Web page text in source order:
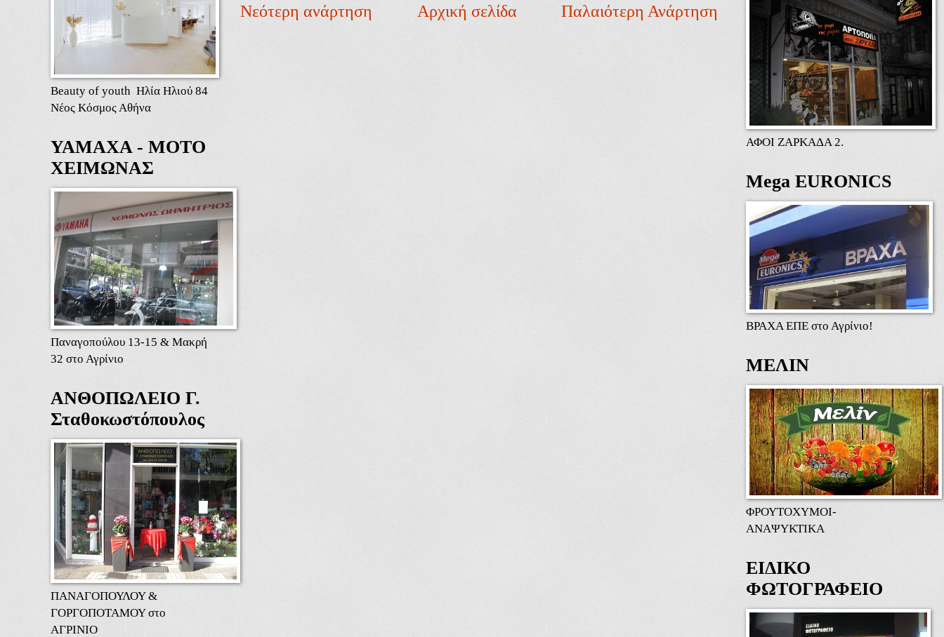
Νεότερη ανάρτηση Παλαιότερη Ανάρτηση
Αρχική σελίδα
Beauty of youth Ηλία Ηλιού 84
Νέος Κόσμος Αθήνα
ΥΑΜΑΧΑ - ΜΟΤΟ
ΧΕΙΜΩΝΑΣ
Παναγοπούλου 13-15 & Μακρή
32 στο Αγρίνιο
ΑΝΘΟΠΩΛΕΙΟ Γ.
Σταθοκωστόπουλος
ΠΑΝΑΓΟΠΟΥΛΟΥ &
ΓΟΡΓΟΠΟΤΑΜΟΥ στο
ΑΓΡΙΝΙΟ
ΑΦΟΙ ΖΑΡΚΑΔΑ 2.
Mega EURONICS
ΒΡΑΧΑ ΕΠΕ στο Αγρίνιο!
ΜΕΛΙΝ
ΦΡΟΥΤΟΧΥΜΟΙ-
ΑΝΑΨΥΚΤΙΚΑ
ΕΙΔΙΚΟ
ΦΩΤΟΓΡΑΦΕΙΟ